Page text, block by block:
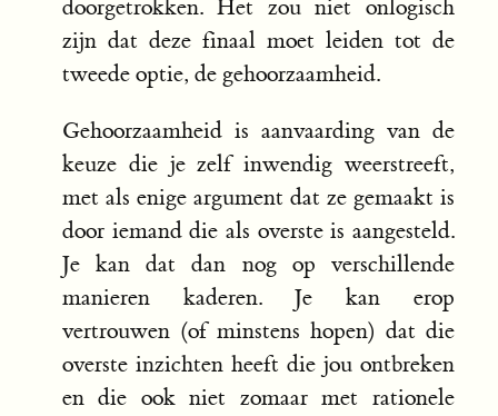
doorgetrokken. Het zou niet onlogisch
zijn dat deze finaal moet leiden tot de
tweede optie, de gehoorzaamheid.
Gehoorzaamheid is aanvaarding van de
keuze die je zelf inwendig weerstreeft,
met als enige argument dat ze gemaakt is
door iemand die als overste is aangesteld.
Je kan dat dan nog op verschillende
manieren kaderen. Je kan erop
vertrouwen (of minstens hopen) dat die
overste inzichten heeft die jou ontbreken
en die ook niet zomaar met rationele